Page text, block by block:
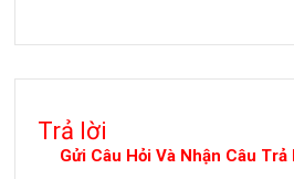
Trả lời
Gửi Câu Hỏi Và Nhận Câu